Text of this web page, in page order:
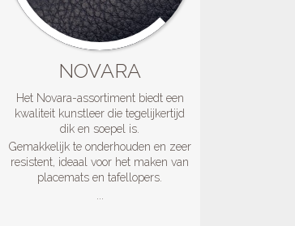
NOVARA
Het Novara-assortiment biedt een
kwaliteit kunstleer die tegelijkertijd
dik en soepel is.
Gemakkelijk te onderhouden en zeer
resistent, ideaal voor het maken van
placemats en tafellopers.